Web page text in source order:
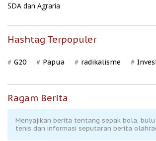
SDA dan Agraria
Hashtag Terpopuler
G20 Papua radikalisme
Ragam Berita
Menyajikan berita tentang sepak bola,
tenis dan informasi seputaran berita